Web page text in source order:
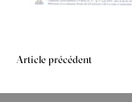
Navigation
de
Article précédent